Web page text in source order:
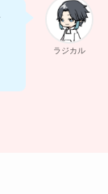
ラジカル